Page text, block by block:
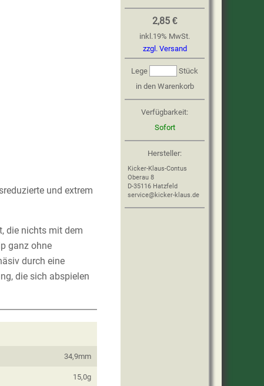
und extrem
die nichts mit dem
ganz ohne
durch eine
die sich abspielen
34,9mm
15,0g
2,85 €
inkl.19% MwSt.
zzgl. Versand
Lege
Stück
in den Warenkorb
Verfügbarkeit:
Sofort
Hersteller:
Kicker-Klaus-Contus
Oberau 8
D-35116 Hatzfeld
service@kicker-klaus.de